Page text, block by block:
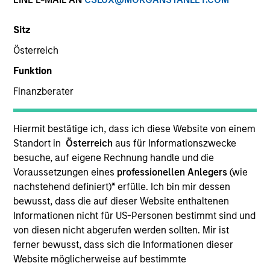
Sitz
Österreich
Funktion
Finanzberater
Hiermit bestätige ich, dass ich diese Website von einem
Standort in Österreich aus für Informationszwecke
besuche, auf eigene Rechnung handle und die
Voraussetzungen eines professionellen Anlegers(wie
nachstehend definiert)* erfülle. Ich bin mir dessen
bewusst, dass die auf dieser Website enthaltenen
Informationen nicht für US-Personen bestimmt sind und
von diesen nicht abgerufen werden sollten. Mir ist
ferner bewusst, dass sich die Informationen dieser
Website möglicherweise auf bestimmte
Stanley Investment Management.
Klicken Sie auf den Fondsnamen, um Informationen über
die Renditen des Kalenderjahres zu erhalten.
*Basiswährung des Fonds
Dieses Material enthält Informationen über die Teilfonds
von Morgan Stanley Investment Funds, einer in Luxemburg
ansässigen SICAV (Société d’Investissement à Capital
Variable). (die „Gesellschaft“), die im Großherzogtum
Luxemburg als Organismus für gemeinsame Anlagen
gemäß Teil 1 des Gesetzes vom 17. Dezember 2010 in
seiner geänderten Fassung registriert ist. Die Gesellschaft
ist ein Organismus für gemeinsame Anlagen in
Wertpapieren („OGAW“).